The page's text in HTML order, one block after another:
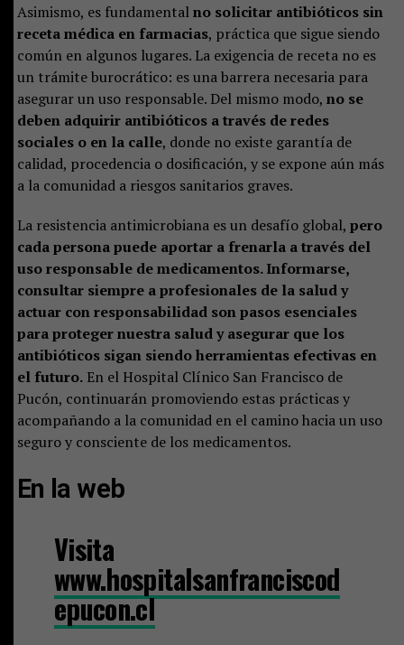
Asimismo, es fundamentalno solicitar antibióticos sin
receta médica en farmacias, práctica que sigue siendo
común en algunos lugares. La exigencia de receta no es
un trámite burocrático: es una barrera necesaria para
asegurar un uso responsable. Del mismo modo, no se
deben adquirir antibióticos a través de redes
sociales o en la calle, donde no existe garantía de
calidad, procedencia o dosificación, y se expone aún más
a la comunidad a riesgos sanitarios graves.
La resistencia antimicrobiana es un desafío global, pero
cada persona puede aportar a frenarla a través del
uso responsable de medicamentos. Informarse,
consultar siempre a profesionales de la salud y
actuar con responsabilidad son pasos esenciales
para proteger nuestra salud y asegurar que los
antibióticos sigan siendo herramientas efectivas en
el futuro.En el Hospital Clínico San Francisco de
Pucón, continuarán promoviendo estas prácticas y
acompañando a la comunidad en el camino hacia un uso
seguro y consciente de los medicamentos.
En la web
Visita
www.hospitalsanfranciscod
epucon.cl